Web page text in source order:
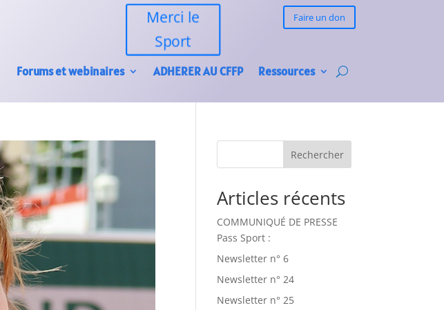
Merci le
Sport
Faire un don
Forums et webinaires ADHERER AU CFFP Ressources
Rechercher
Articles récents
COMMUNIQUÉ DE PRESSE
Pass Sport :
Newsletter n° 6
Newsletter n° 24
Newsletter n° 25